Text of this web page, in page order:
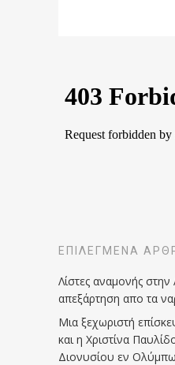
ΕΠΙΛΕΓΜΈΝΑ
Λίστες αναμονής στην
απεξάρτηση απο τα
Μια ξεχωριστή
και η Χριστίνα
Διονυσίου εν Ολύμπω